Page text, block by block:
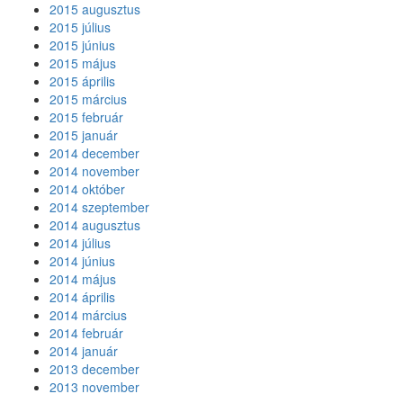
2015 augusztus
2015 július
2015 június
2015 május
2015 április
2015 március
2015 február
2015 január
2014 december
2014 november
2014 október
2014 szeptember
2014 augusztus
2014 július
2014 június
2014 május
2014 április
2014 március
2014 február
2014 január
2013 december
2013 november